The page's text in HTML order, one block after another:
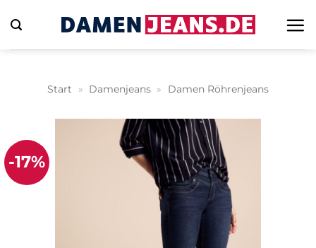
Inhalt
springen
Start » Damenjeans » Damen Röhrenjeans
-17%